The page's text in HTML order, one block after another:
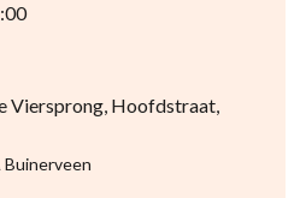
Viersprong, Hoofdstraat,